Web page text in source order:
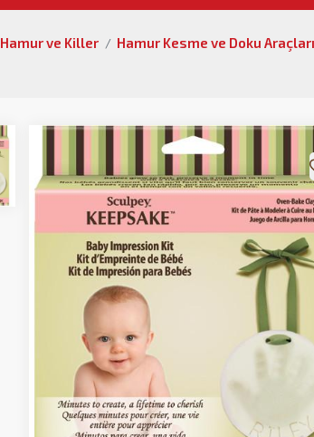
Hamur ve Killer Hamur Kesme ve Doku Araçları